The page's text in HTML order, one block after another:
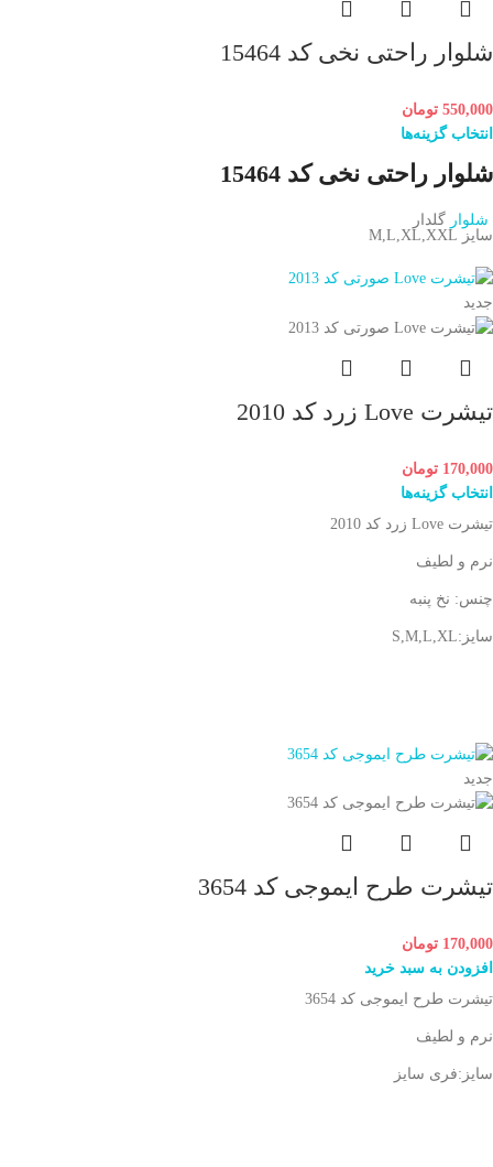
شلوار راحتی نخی کد 15464
550,000 تومان
انتخاب گزینه‌ها
شلوار راحتی نخی کد 15464
شلوار گلدار
سایز M,L,XL,XXL
جدید
تیشرت Love زرد کد 2010
170,000 تومان
انتخاب گزینه‌ها
تیشرت Love زرد کد 2010
نرم و لطیف
چنس: نخ پنبه
سایز:S,M,L,XL
جدید
تیشرت طرح ایموجی کد 3654
170,000 تومان
افزودن به سبد خرید
تیشرت طرح ایموجی کد 3654
نرم و لطیف
سایز:فری سایز